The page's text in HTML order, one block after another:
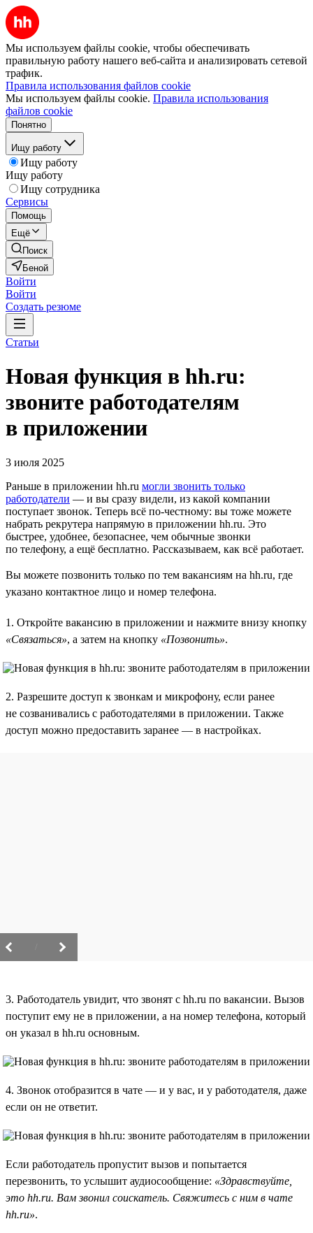
Мы используем файлы cookie, чтобы обеспечивать
правильную работу нашего веб-сайта и анализировать сетевой
трафик.
Правила использования файлов cookie
Мы используем файлы cookie. Правила использования
файлов cookie
Понятно
Ищу работу
Ищу работу
Ищу работу
Ищу сотрудника
Сервисы
Помощь
Ещё
Поиск
Беной
Войти
Войти
Создать резюме
Статьи
Новая функция в hh.ru:
звоните работодателям
в приложении
3 июля 2025
Раньше в приложении hh.ru могли звонить только
работодатели — и вы сразу видели, из какой компании
поступает звонок. Теперь всё по-честному: вы тоже можете
набрать рекрутера напрямую в приложении hh.ru. Это
быстрее, удобнее, безопаснее, чем обычные звонки
по телефону, а ещё бесплатно. Рассказываем, как всё работает.
Вы можете позвонить только по тем вакансиям на hh.ru, где
указано контактное лицо и номер телефона.
1. Откройте вакансию в приложении и нажмите внизу кнопку
«Связаться», а затем на кнопку «Позвонить».
2. Разрешите доступ к звонкам и микрофону, если ранее
не созванивались с работодателями в приложении. Также
доступ можно предоставить заранее — в настройках.
3. Работодатель увидит, что звонят с hh.ru по вакансии. Вызов
поступит ему не в приложении, а на номер телефона, который
он указал в hh.ru основным.
4. Звонок отобразится в чате — и у вас, и у работодателя, даже
если он не ответит.
Если работодатель пропустит вызов и попытается
перезвонить, то услышит аудиосообщение: «Здравствуйте,
это hh.ru. Вам звонил соискатель. Свяжитесь с ним в чате
hh.ru».